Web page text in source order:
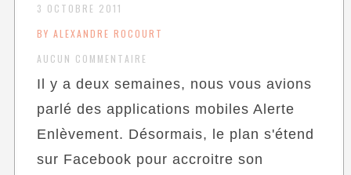
3 OCTOBRE 2011
BY ALEXANDRE ROCOURT
AUCUN COMMENTAIRE
Il y a deux semaines, nous vous avions
parlé des applications mobiles Alerte
Enlèvement. Désormais, le plan s'étend
sur Facebook pour accroitre son